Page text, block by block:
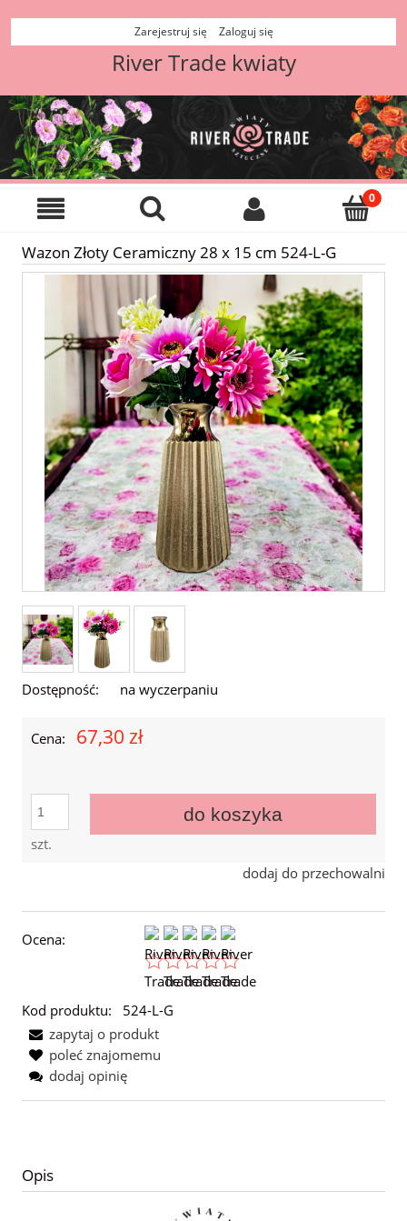
Zarejestruj się Zaloguj się
River Trade kwiaty
Wazon Złoty Ceramiczny 28 x 15 cm 524-L-G
Dostępność: na wyczerpaniu
Cena: 67,30 zł
szt.
do koszyka
dodaj do przechowalni
Ocena:
Kod produktu:
524-L-G
zapytaj o produkt
poleć znajomemu
dodaj opinię
Opis